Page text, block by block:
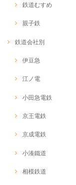
鉄道むすめ
親子鉄
鉄道会社別
伊豆急
江ノ電
小田急電鉄
京王電鉄
京成電鉄
小湊鐵道
相模鉄道